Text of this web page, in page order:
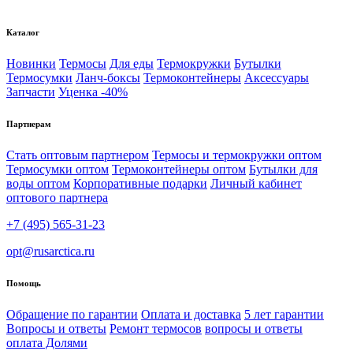
Каталог
Новинки Термосы Для еды Термокружки Бутылки
Термосумки Ланч-боксы Термоконтейнеры Аксессуары
Запчасти Уценка -40%
Партнерам
Стать оптовым партнером Термосы и термокружки оптом
Термосумки оптом Термоконтейнеры оптом Бутылки для
воды оптом Корпоративные подарки Личный кабинет
оптового партнера
+7 (495) 565-31-23
opt@rusarctica.ru
Помощь
Обращение по гарантии Оплата и доставка 5 лет гарантии
Вопросы и ответы Ремонт термосов вопросы и ответы
оплата Долями